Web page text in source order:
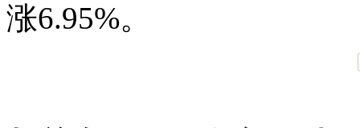
涨6.95%。